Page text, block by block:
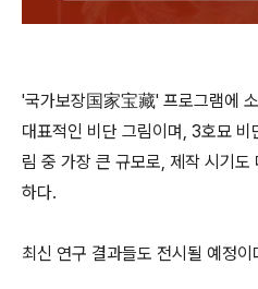
'국가보장国家宝藏' 프로그램에
대표적인 비단 그림이며, 3호묘
림 중 가장 큰 규모로, 제작 시기
하다.
최신 연구 결과들도 전시될 예정이